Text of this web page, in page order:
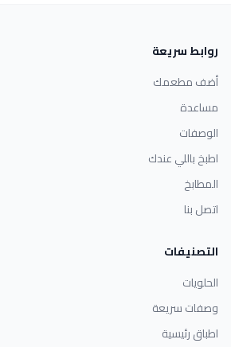
روابط سريعة
أضف مطعمك
مساعدة
الوصفات
اطبخ باللي عندك
المطابخ
اتصل بنا
التصنيفات
الحلويات
وصفات سريعة
اطباق رئيسية